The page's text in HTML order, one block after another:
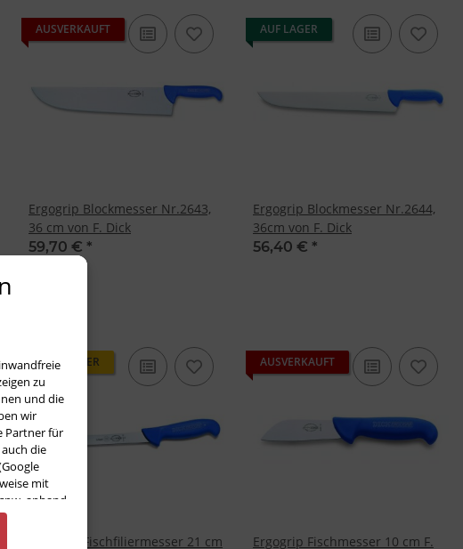
AUSVERKAUFT
Ergogrip Blockmesser Nr.2643,
36 cm von F. Dick
59,70 € *
AUF LAGER
Ergogrip Blockmesser Nr.2644,
36cm von F. Dick
56,40 € *
BESTSELLER
Ergogrip Fischfiliermesser 21 cm
AUSVERKAUFT
Ergogrip Fischmesser 10 cm F.
zu
und die
wir
Partner für
die
mit
anhand
der
Ihre